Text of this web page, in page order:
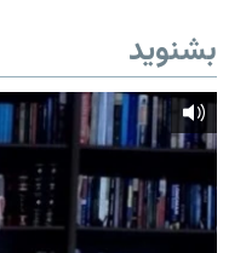
بشنوید